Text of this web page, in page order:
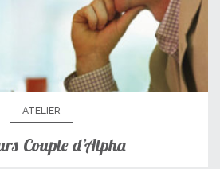
ATELIER
Couple d’Alpha